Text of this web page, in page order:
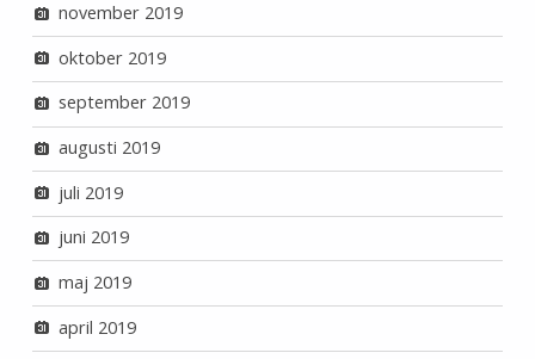
november 2019
oktober 2019
september 2019
augusti 2019
juli 2019
juni 2019
maj 2019
april 2019